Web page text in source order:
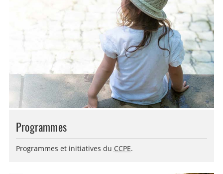
Programmes
Programmes et initiatives du CCPE.